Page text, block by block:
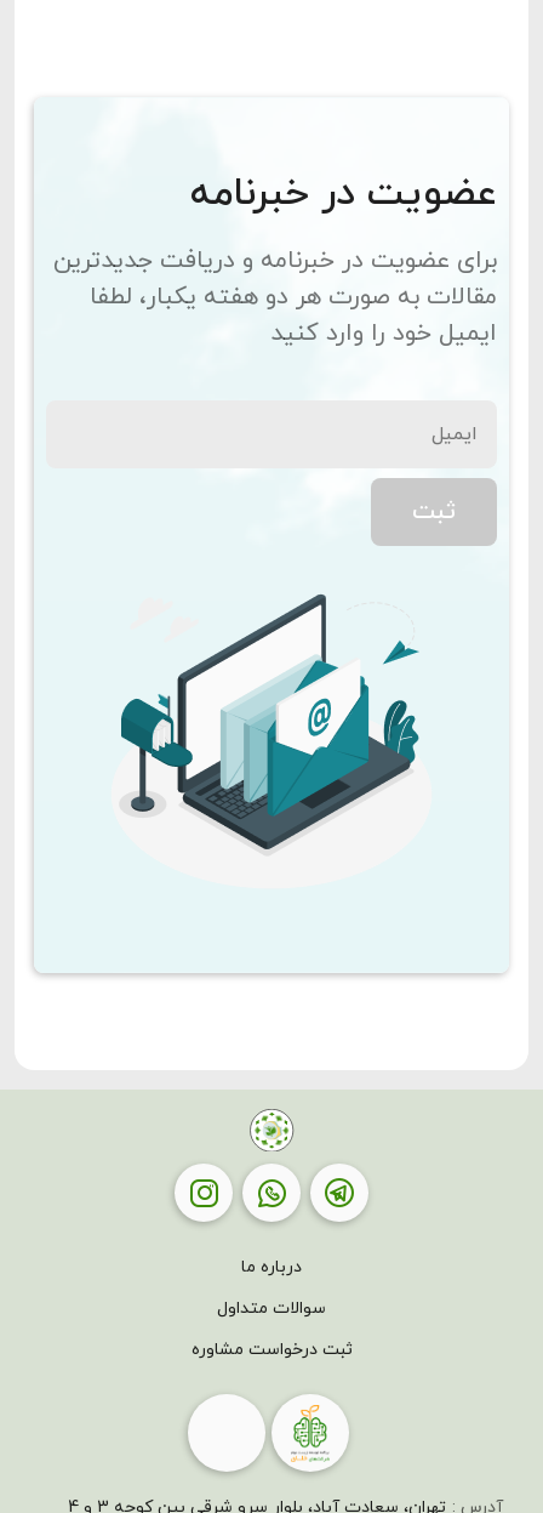
عضویت در خبرنامه
برای عضویت در خبرنامه و دریافت جدیدترین
مقالات به صورت هر دو هفته یکبار، لطفا
ایمیل خود را وارد کنید
درباره ما
سوالات متداول
ثبت درخواست مشاوره
آدرس : تهران، سعادت آباد، بلوار سرو شرقی بین کوچه 3 و 4